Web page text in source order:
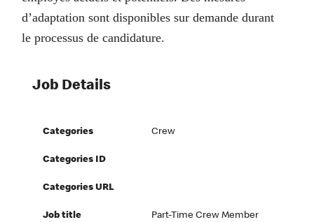
d’adaptation sont disponibles sur demande durant
le processus de candidature.
Job Details
Categories Crew
Categories ID
Categories URL
Job title Part-Time Crew Member